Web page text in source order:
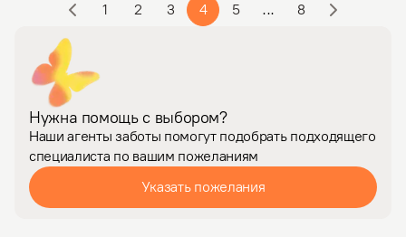
1 2 3 4 5 ... 8
Нужна помощь с выбором?
Наши агенты заботы помогут подобрать подходящего
специалиста по вашим пожеланиям
Указать пожелания